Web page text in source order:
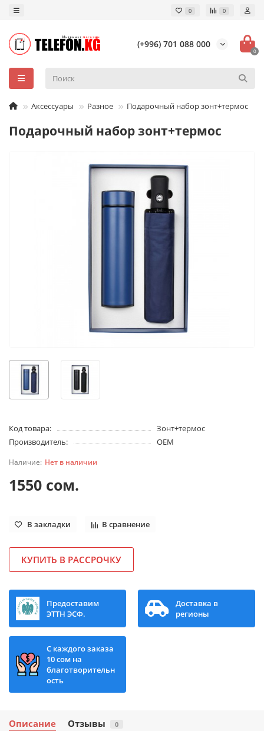
0 0
(+996) 701 088 000
0
Аксессуары Разное Подарочный набор зонт+термос
Подарочный набор зонт+термос
Код товара:
Зонт+термос
Производитель:
OEM
Нет в наличии
1550 сом.
В закладки В сравнение
КУПИТЬ В РАССРОЧКУ
Предоставим
ЭТТН ЭСФ.
Доставка в
регионы
С каждого заказа
10 сом на
благотворительн
ость
Описание Отзывы 0